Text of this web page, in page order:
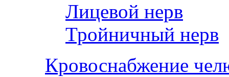
Лицевой нерв
Тройничный нерв
Кровоснабжение